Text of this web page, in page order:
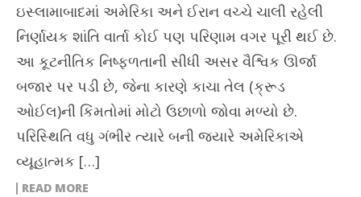
ઇસ્લામાબાદમાં અમેરિકા અને ઈરાન વચ્ચે ચાલી રહેલી
નિર્ણાયક શાંતિ વાર્તા કોઈ પણ પરિણામ વગર પૂરી થઈ છે.
આ કૂટનીતિક નિષ્ફળતાની સીધી અસર વૈશ્વિક ઊર્જા
બજાર પર પડી છે, જેના કારણે કાચા તેલ (ક્રૂડ
ઓઈલ)ની કિંમતોમાં મોટો ઉછાળો જોવા મળ્યો છે.
પરિસ્થિતિ વધુ ગંભીર ત્યારે બની જ્યારે અમેરિકાએ
વ્યૂહાત્મક […]
READ MORE